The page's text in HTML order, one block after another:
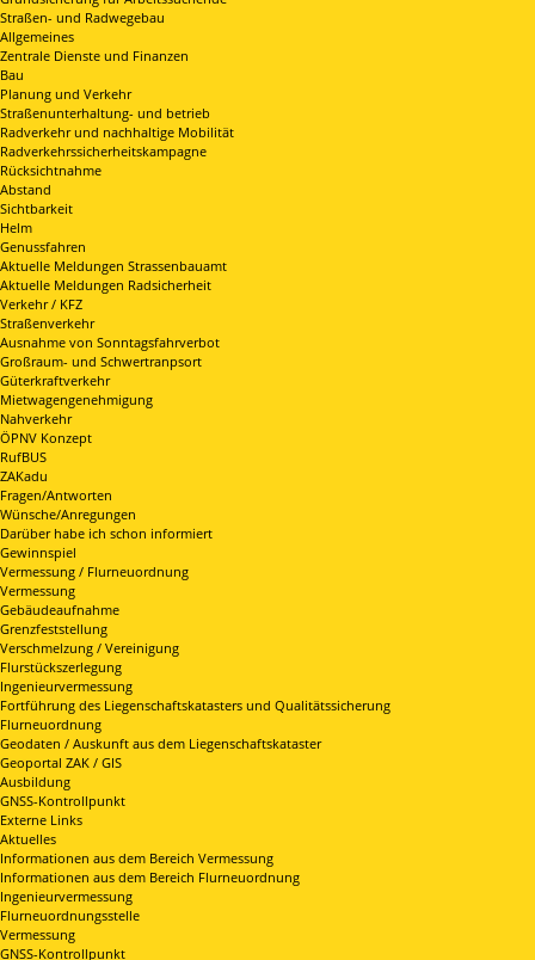
Straßen- und Radwegebau
Allgemeines
Zentrale Dienste und Finanzen
Bau
Planung und Verkehr
Straßenunterhaltung- und betrieb
Radverkehr und nachhaltige Mobilität
Radverkehrssicherheitskampagne
Rücksichtnahme
Abstand
Sichtbarkeit
Helm
Genussfahren
Aktuelle Meldungen Strassenbauamt
Aktuelle Meldungen Radsicherheit
Verkehr / KFZ
Straßenverkehr
Ausnahme von Sonntagsfahrverbot
Großraum- und Schwertranpsort
Güterkraftverkehr
Mietwagengenehmigung
Nahverkehr
ÖPNV Konzept
RufBUS
ZAKadu
Fragen/Antworten
Wünsche/Anregungen
Darüber habe ich schon informiert
Gewinnspiel
Vermessung / Flurneuordnung
Vermessung
Gebäudeaufnahme
Grenzfeststellung
Verschmelzung / Vereinigung
Flurstückszerlegung
Ingenieurvermessung
Fortführung des Liegenschaftskatasters und Qualitätssicherung
Flurneuordnung
Geodaten / Auskunft aus dem Liegenschaftskataster
Geoportal ZAK / GIS
Ausbildung
GNSS-Kontrollpunkt
Externe Links
Aktuelles
Informationen aus dem Bereich Vermessung
Informationen aus dem Bereich Flurneuordnung
Ingenieurvermessung
Flurneuordnungsstelle
Vermessung
GNSS-Kontrollpunkt